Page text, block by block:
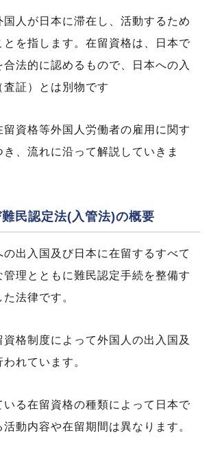
人が日本に滞在し、活動するため
とを指します。在留資格は、日本で
法的に認めるもので、日本への入
査証）とは別物です
留資格等外国人労働者の雇用に関す
、流れに沿って解説していきま
民認定法(入管法)の概要
の出入国及び日本に在留するすべて
理とともに難民認定手続を整備す
法律です。
資格制度によって外国人の出入国及
れています。
いる在留資格の種類によって日本で
動内容や在留期間は異なります。